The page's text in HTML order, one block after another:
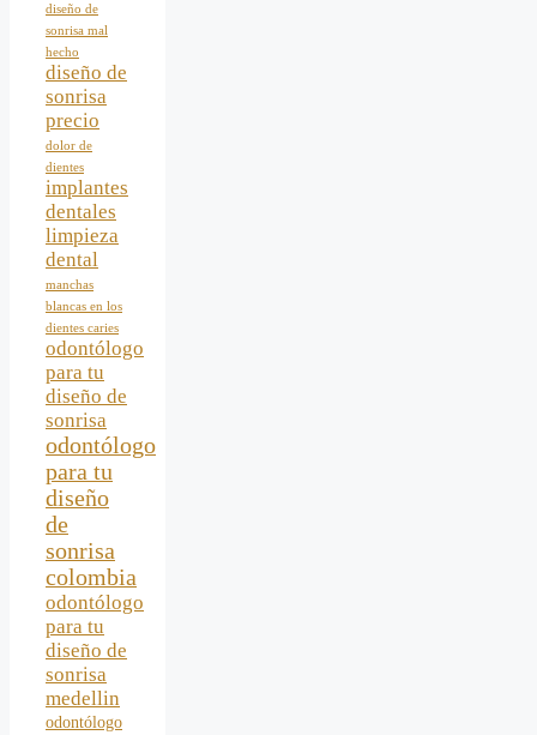
diseño de
sonrisa mal
hecho
diseño de
sonrisa
precio
dolor de
dientes
implantes
dentales
limpieza
dental
manchas
blancas en los
dientes caries
odontólogo
para tu
diseño de
sonrisa
odontólogo
para tu
diseño
de
sonrisa
colombia
odontólogo
para tu
diseño de
sonrisa
medellin
odontólogo